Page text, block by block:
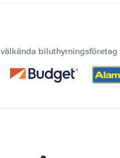
biluthyrningsföretag